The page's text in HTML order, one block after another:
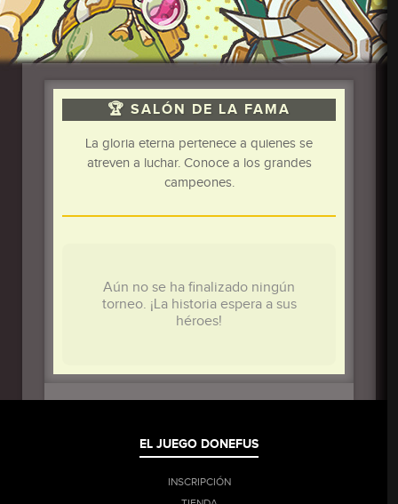
🏆 SALÓN DE LA FAMA
La gloria eterna pertenece a quienes se
atreven a luchar. Conoce a los grandes
campeones.
Aún no se ha finalizado ningún
torneo. ¡La historia espera a sus
héroes!
EL JUEGO DONEFUS
INSCRIPCIÓN